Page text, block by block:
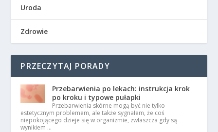
Uroda
Zdrowie
PRZECZYTAJ PORADY
Przebarwienia po lekach: instrukcja krok
po kroku i typowe pułapki
Przebarwienia skórne mogą być nie tylko
estetycznym problemem, ale także sygnałem, że coś
niepokojącego dzieje się w organizmie, zwłaszcza gdy są
wynikiem …